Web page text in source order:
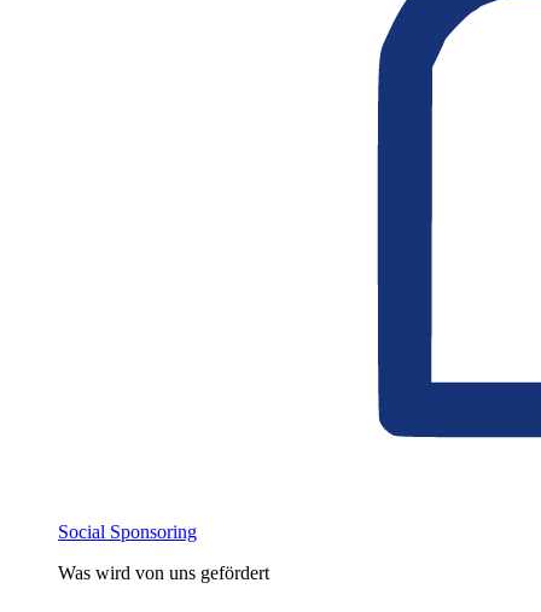
Social Sponsoring
Was wird von uns gefördert